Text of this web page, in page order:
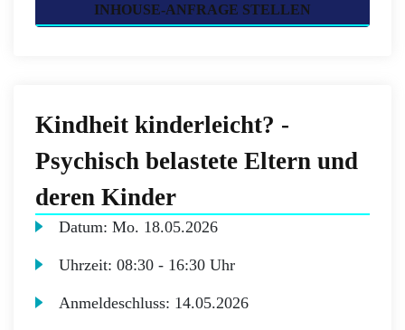
INHOUSE-ANFRAGE STELLEN
Kindheit kinderleicht? -
Psychisch belastete Eltern und
deren Kinder
Datum:Mo. 18.05.2026
Uhrzeit:08:30 - 16:30 Uhr
Anmeldeschluss: 14.05.2026